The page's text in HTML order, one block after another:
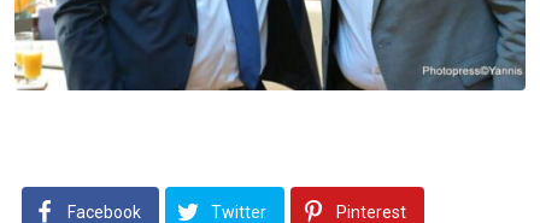
Facebook Twitter Pinterest